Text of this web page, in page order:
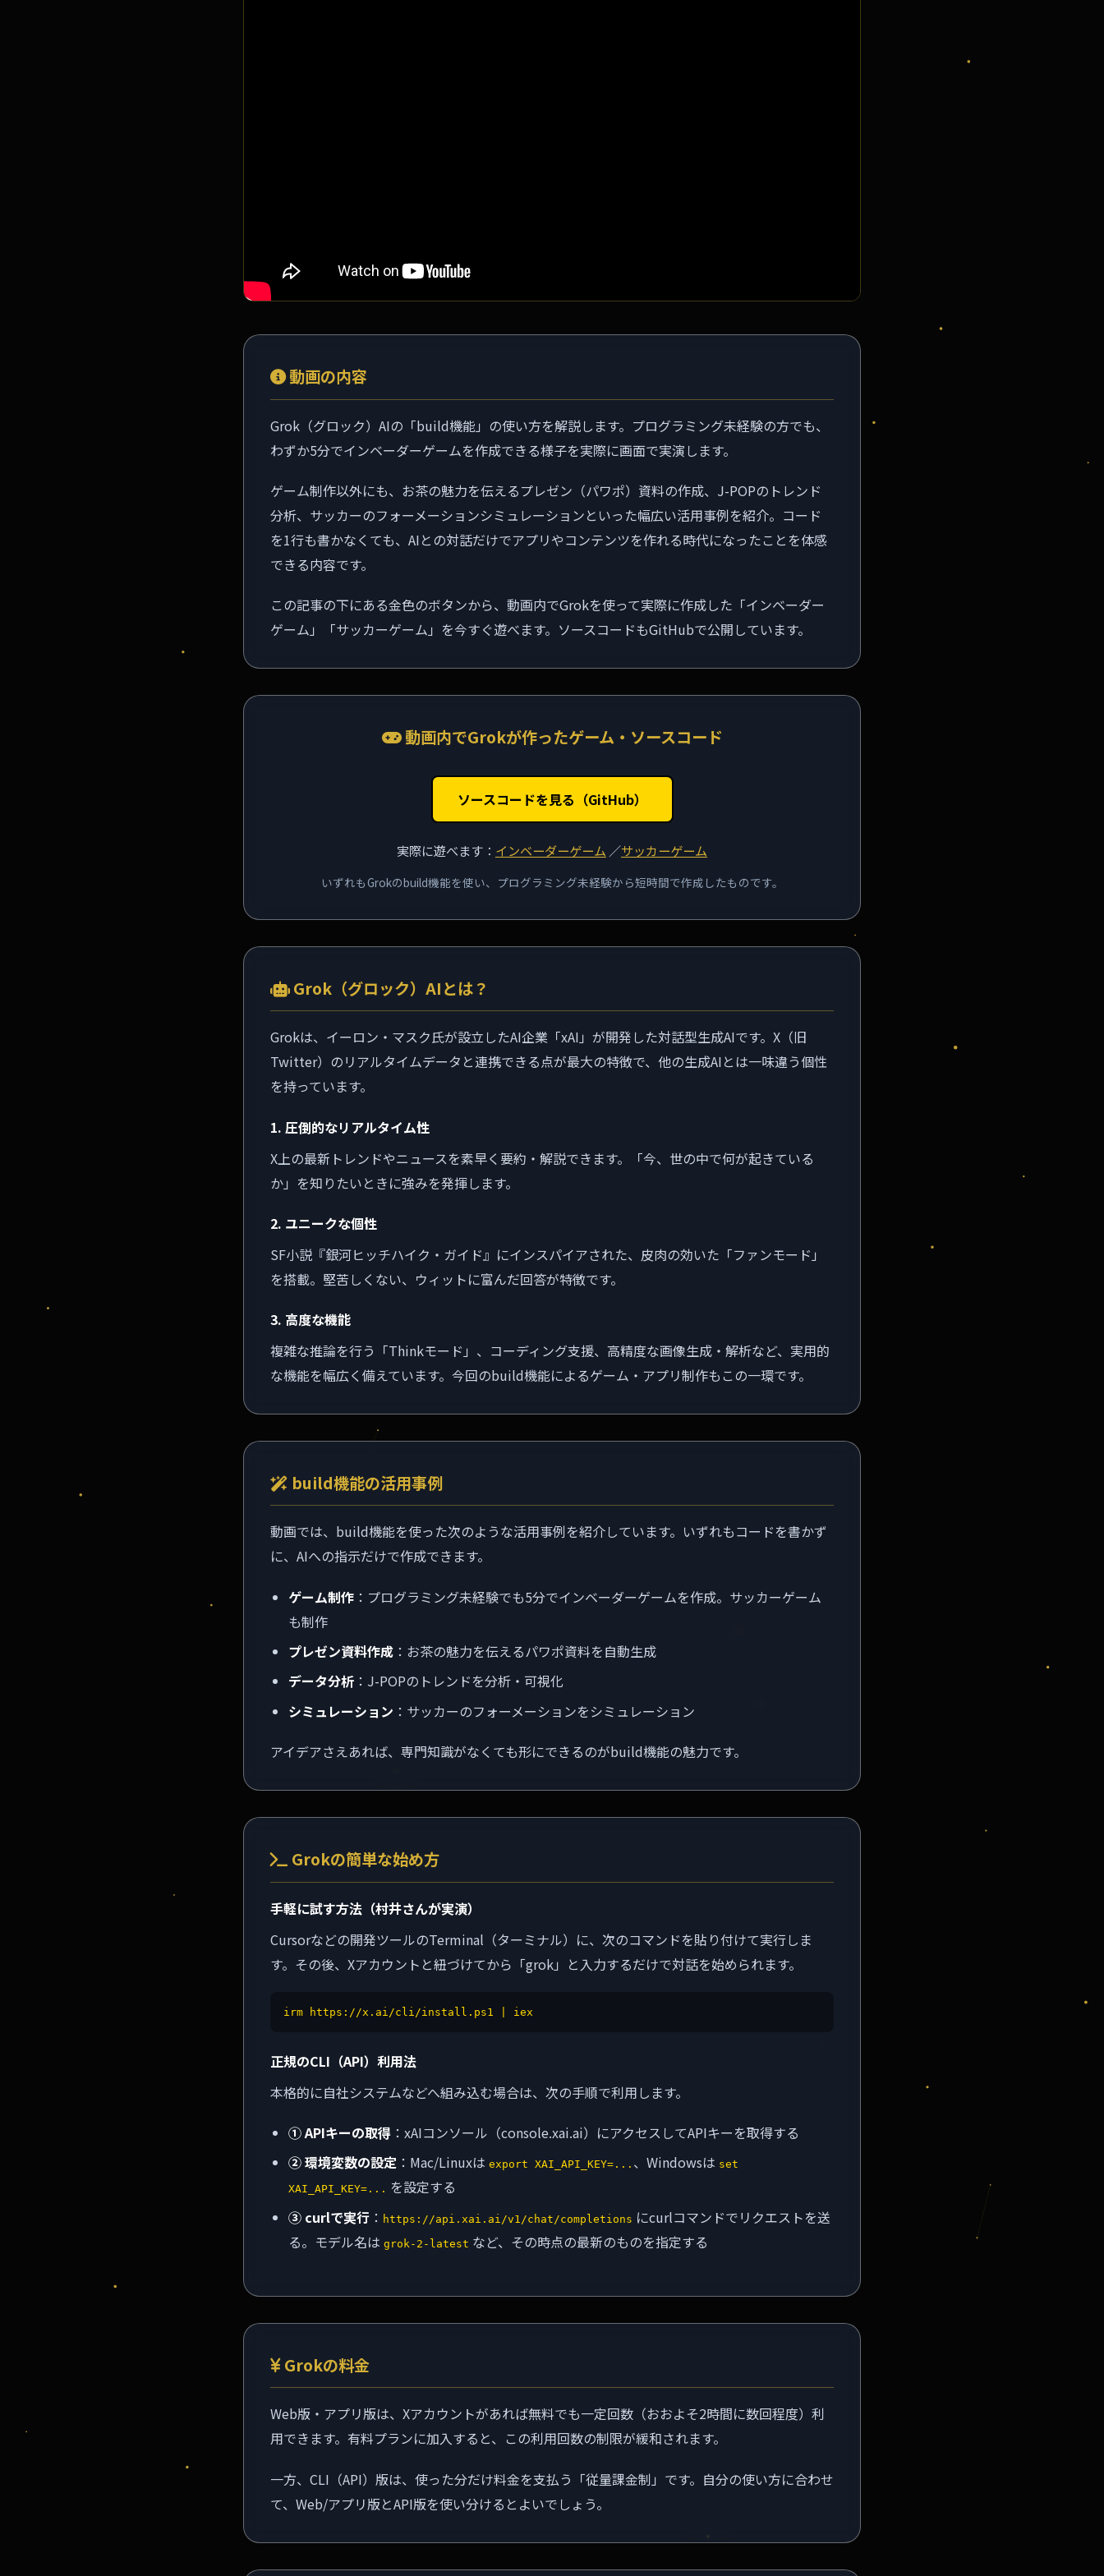
動画の内容
Grok（グロック）AIの「build機能」の使い方を解説します。プログラミング未経験の方でも、
わずか5分でインベーダーゲームを作成できる様子を実際に画面で実演します。
ゲーム制作以外にも、お茶の魅力を伝えるプレゼン（パワポ）資料の作成、J-POPのトレンド
分析、サッカーのフォーメーションシミュレーションといった幅広い活用事例を紹介。コード
を1行も書かなくても、AIとの対話だけでアプリやコンテンツを作れる時代になったことを体感
できる内容です。
この記事の下にある金色のボタンから、動画内でGrokを使って実際に作成した「インベーダー
ゲーム」「サッカーゲーム」を今すぐ遊べます。ソースコードもGitHubで公開しています。
動画内でGrokが作ったゲーム・ソースコード
ソースコードを見る（GitHub）
実際に遊べます： インベーダーゲーム ／サッカーゲーム
いずれもGrokのbuild機能を使い、プログラミング未経験から短時間で作成したものです。
Grok（グロック）AIとは？
Grokは、イーロン・マスク氏が設立したAI企業「xAI」が開発した対話型生成AIです。X（旧
Twitter）のリアルタイムデータと連携できる点が最大の特徴で、他の生成AIとは一味違う個性
を持っています。
1. 圧倒的なリアルタイム性
X上の最新トレンドやニュースを素早く要約・解説できます。「今、世の中で何が起きている
か」を知りたいときに強みを発揮します。
2. ユニークな個性
SF小説『銀河ヒッチハイク・ガイド』にインスパイアされた、皮肉の効いた「ファンモード」
を搭載。堅苦しくない、ウィットに富んだ回答が特徴です。
3. 高度な機能
複雑な推論を行う「Thinkモード」、コーディング支援、高精度な画像生成・解析など、実用的
な機能を幅広く備えています。今回のbuild機能によるゲーム・アプリ制作もこの一環です。
build機能の活用事例
動画では、build機能を使った次のような活用事例を紹介しています。いずれもコードを書かず
に、AIへの指示だけで作成できます。
ゲーム制作 ：プログラミング未経験でも5分でインベーダーゲームを作成。サッカーゲーム
も制作
プレゼン資料作成 ：お茶の魅力を伝えるパワポ資料を自動生成
データ分析 ：J-POPのトレンドを分析・可視化
シミュレーション ：サッカーのフォーメーションをシミュレーション
アイデアさえあれば、専門知識がなくても形にできるのがbuild機能の魅力です。
Grokの簡単な始め方
手軽に試す方法（村井さんが実演）
Cursorなどの開発ツールのTerminal（ターミナル）に、次のコマンドを貼り付けて実行しま
す。その後、Xアカウントと紐づけてから「grok」と入力するだけで対話を始められます。
irm https://x.ai/cli/install.ps1 | iex
正規のCLI（API）利用法
本格的に自社システムなどへ組み込む場合は、次の手順で利用します。
① APIキーの取得 ：xAIコンソール（console.xai.ai）にアクセスしてAPIキーを取得する
② 環境変数の設定 ：Mac/Linuxはexport XAI_API_KEY=... 、Windowsは set
XAI_API_KEY=... を設定する
③ curlで実行 ： https://api.xai.ai/v1/chat/completions にcurlコマンドでリクエストを送
る。モデル名はgrok-2-latest など、その時点の最新のものを指定する
Grokの料金
Web版・アプリ版は、Xアカウントがあれば無料でも一定回数（おおよそ2時間に数回程度）利
用できます。有料プランに加入すると、この利用回数の制限が緩和されます。
一方、CLI（API）版は、使った分だけ料金を支払う「従量課金制」です。自分の使い方に合わせ
て、Web/アプリ版とAPI版を使い分けるとよいでしょう。